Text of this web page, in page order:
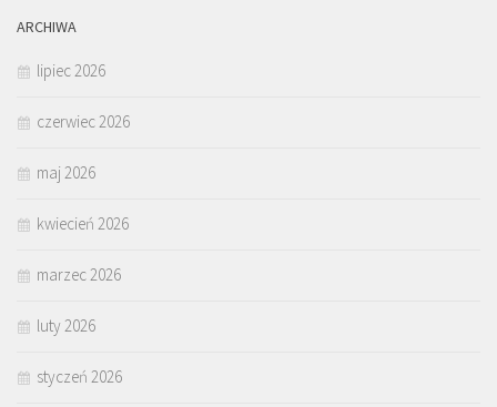
ARCHIWA
lipiec 2026
czerwiec 2026
maj 2026
kwiecień 2026
marzec 2026
luty 2026
styczeń 2026